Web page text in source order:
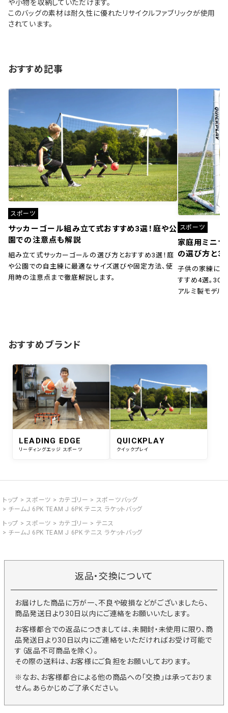
や小物を収納していただけます。
このバッグの素材は耐久性に優れたリサイクルファブリックが使用
されています。
おすすめ記事
スポーツ
サッカーゴール組み立て式おすすめ3選！庭や公
園での注意点も解説
組み立て式サッカーゴールの選び方とおすすめ3選！庭
や公園での自主練に最適なサイズ選びや固定方法、使
用時の注意点まで徹底解説します。
スポーツ
家庭用ミニサ
の選び方と
子供の家練に！
すすめ4選。30
アルミ製モデル
おすすめブランド
LEADING EDGE
リーディングエッジ スポーツ
QUICKPLAY
クイックプレイ
トップ スポーツ カテゴリー
スポーツバッグ
チームJ 6PK TEAM J 6PK テニス ラケットバッグ
トップ
スポーツ カテゴリー
テニス
チームJ 6PK TEAM J 6PK テニス ラケットバッグ
返品・交換について
お届けした商品に万が一、不良や破損などがございましたら、
商品発送日より30日以内にご連絡をお願いいたします。
お客様都合での返品につきましては、未開封・未使用に限り、商
品発送日より30日以内にご連絡をいただければお受け可能で
す（返品不可商品を除く）。
その際の送料は、お客様にご負担をお願いしております。
※なお、お客様都合による他の商品への「交換」は承っておりま
せん。あらかじめご了承ください。